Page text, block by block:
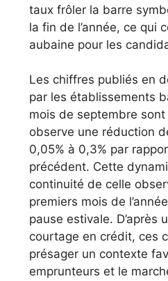
taux frôler la barre
la fin de l’année, ce qui
aubaine pour les
Les chiffres publiés en
par les établissements
mois de septembre
observe une réduction
0,05% à 0,3% par
précédent. Cette
continuité de celle
premiers mois de
pause estivale. D’après
courtage en crédit, ces
présager un contexte
emprunteurs et le